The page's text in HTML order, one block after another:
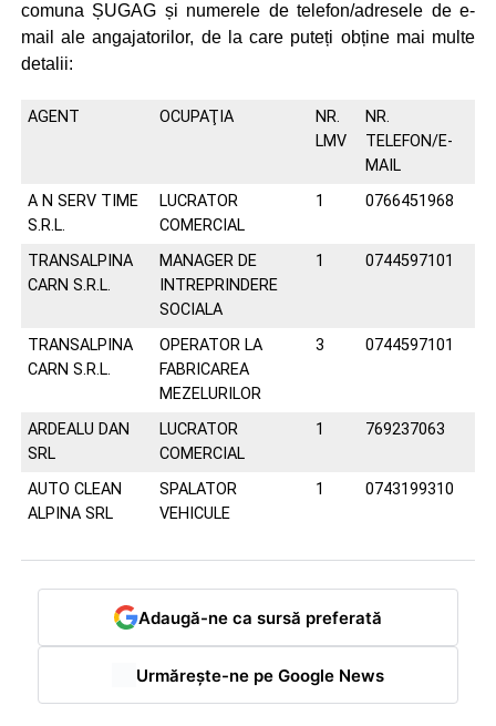
comuna ȘUGAG și numerele de telefon/adresele de e-
mail ale angajatorilor, de la care puteți obține mai multe
detalii:
AGENT OCUPAŢIA
NR.
LMV
NR.
TELEFON/E-
MAIL
A N SERV TIME
S.R.L.
LUCRATOR
COMERCIAL
1 0766451968
TRANSALPINA
CARN S.R.L.
MANAGER DE
INTREPRINDERE
SOCIALA
1 0744597101
TRANSALPINA
CARN S.R.L.
OPERATOR LA
FABRICAREA
MEZELURILOR
3 0744597101
ARDEALU DAN
SRL
LUCRATOR
COMERCIAL
1 769237063
AUTO CLEAN
ALPINA SRL
SPALATOR
VEHICULE
1 0743199310
Adaugă-ne ca sursă preferată
Urmărește-ne pe Google News